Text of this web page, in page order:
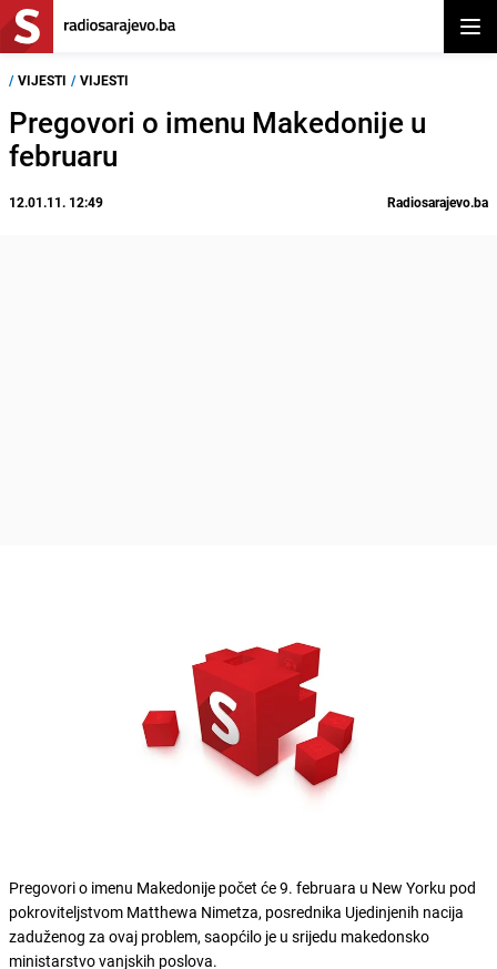
/ VIJESTI / VIJESTI
Pregovori o imenu Makedonije u
februaru
12.01.11. 12:49 Radiosarajevo.ba
Pregovori o imenu Makedonije počet će 9. februara u New Yorku pod
pokroviteljstvom Matthewa Nimetza, posrednika Ujedinjenih nacija
zaduženog za ovaj problem, saopćilo je u srijedu makedonsko
ministarstvo vanjskih poslova.